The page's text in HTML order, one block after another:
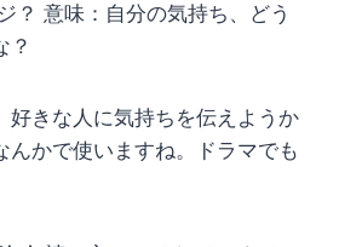
？ 意味：自分の気持ち、どう
？
好きな人に気持ちを伝えようか
んかで使いますね。ドラマでも